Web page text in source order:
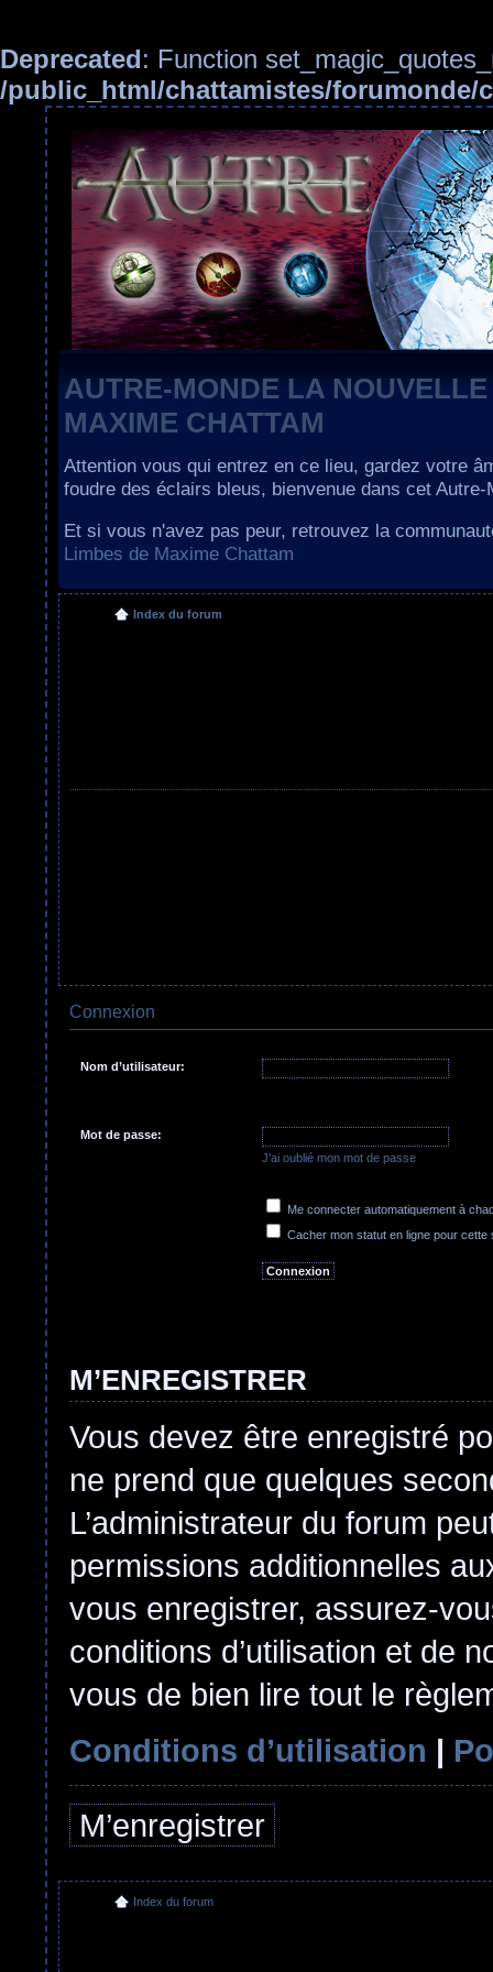
Deprecated: Function
/public_html/chattamistes/forumonde/
AUTRE-MONDE LA
MAXIME CHATTAM
Attention vous qui entrez en ce lieu, gardez votre
foudre des éclairs bleus, bienvenue dans cet Autre-
Et si vous n'avez pas peur, retrouvez la
Limbes de Maxime Chattam
Index du forum
Connexion
Nom d’utilisateur:
Mot de passe:
J’ai oublié mon mot de passe
Me connecter automatiquement à
Cacher mon statut en ligne pour cette
M’ENREGISTRER
Vous devez être enregistré
ne prend que quelques
L’administrateur du forum
permissions additionnelles
vous enregistrer, assurez-
conditions d’utilisation et de
vous de bien lire tout le
Conditions d’utilisation |
M’enregistrer
Index du forum